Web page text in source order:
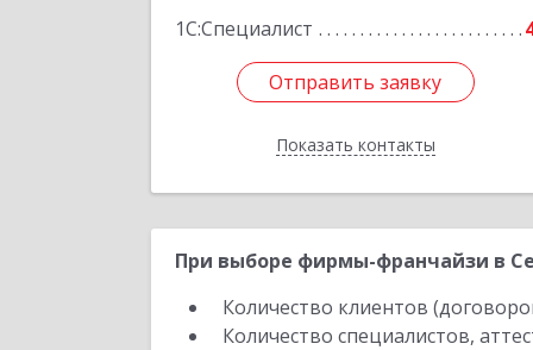
1С:Специалист
Отправить заявку
Показать контакты
Отправить заявку
Назад
При выборе фирмы-франчайзи в
Количество клиентов
Количество специалистов,